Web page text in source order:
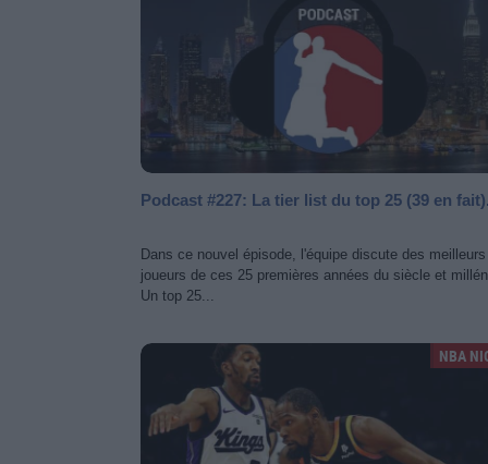
Podcast #227: La tier list du top 25 (39 en
Dans ce nouvel épisode, l'équipe discute des meilleurs
joueurs de ces 25 premières années du siècle et
Un top 25...
NBA